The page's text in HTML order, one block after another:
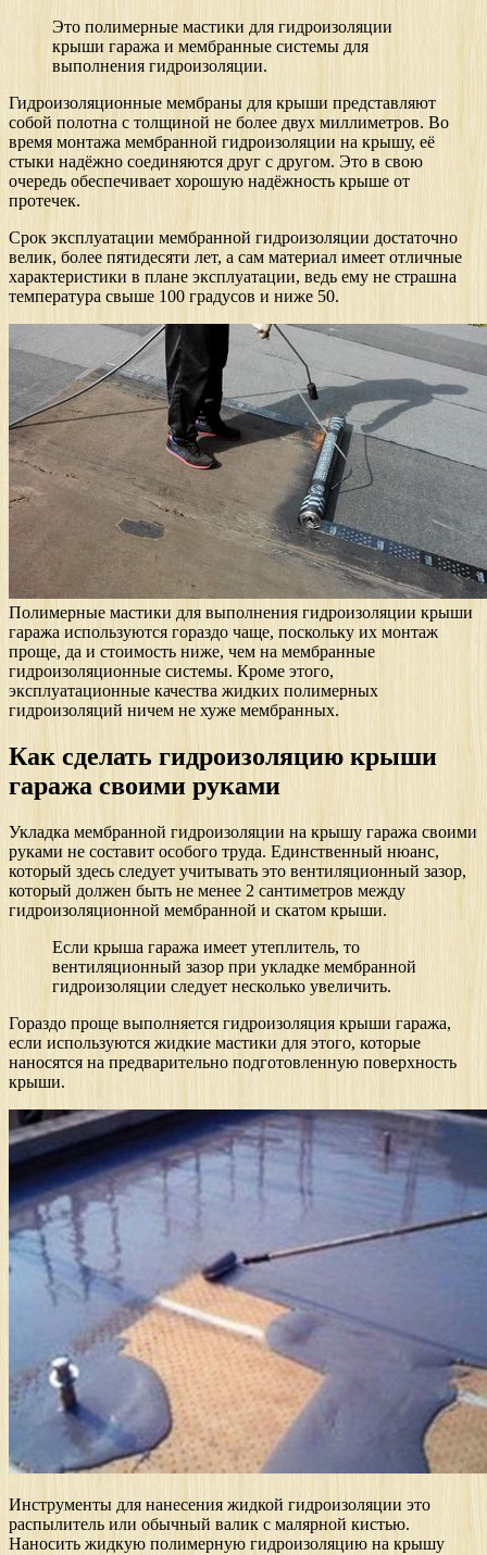
Это полимерные мастики для гидроизоляции
крыши гаража и мембранные системы для
выполнения гидроизоляции.
Гидроизоляционные мембраны для крыши представляют
собой полотна с толщиной не более двух миллиметров. Во
время монтажа мембранной гидроизоляции на крышу, её
стыки надёжно соединяются друг с другом. Это в свою
очередь обеспечивает хорошую надёжность крыше от
протечек.
Срок эксплуатации мембранной гидроизоляции достаточно
велик, более пятидесяти лет, а сам материал имеет отличные
характеристики в плане эксплуатации, ведь ему не страшна
температура свыше 100 градусов и ниже 50.
Полимерные мастики для выполнения гидроизоляции крыши
гаража используются гораздо чаще, поскольку их монтаж
проще, да и стоимость ниже, чем на мембранные
гидроизоляционные системы. Кроме этого,
эксплуатационные качества жидких полимерных
гидроизоляций ничем не хуже мембранных.
Как сделать гидроизоляцию крыши
гаража своими руками
Укладка мембранной гидроизоляции на крышу гаража своими
руками не составит особого труда. Единственный нюанс,
который здесь следует учитывать это вентиляционный зазор,
который должен быть не менее 2 сантиметров между
гидроизоляционной мембранной и скатом крыши.
Если крыша гаража имеет утеплитель, то
вентиляционный зазор при укладке мембранной
гидроизоляции следует несколько увеличить.
Гораздо проще выполняется гидроизоляция крыши гаража,
если используются жидкие мастики для этого, которые
наносятся на предварительно подготовленную поверхность
крыши.
Инструменты для нанесения жидкой гидроизоляции это
распылитель или обычный валик с малярной кистью.
Наносить жидкую полимерную гидроизоляцию на крышу